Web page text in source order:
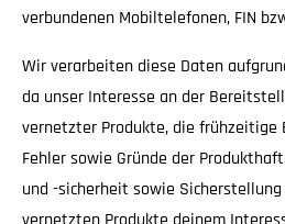
verbundenen Mobiltelefonen, FIN
Wir verarbeiten diese Daten
da unser Interesse an der
vernetzter Produkte, die frühzeitige
Fehler sowie Gründe der
und -sicherheit sowie